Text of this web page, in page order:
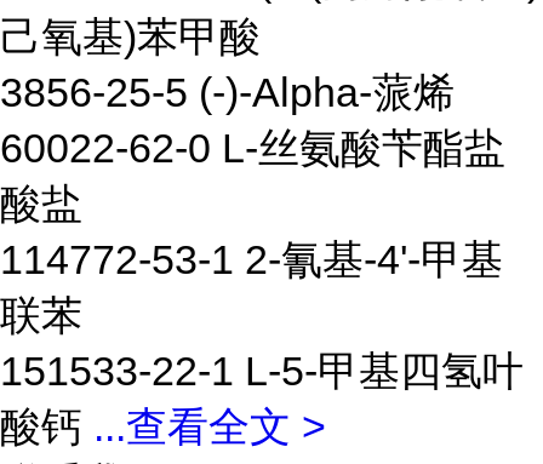
己氧基)苯甲酸
3856-25-5 (-)-Alpha-蒎烯
60022-62-0 L-丝氨酸苄酯盐
酸盐
114772-53-1 2-氰基-4'-甲基
联苯
151533-22-1 L-5-甲基四氢叶
酸钙 ...查看全文 >